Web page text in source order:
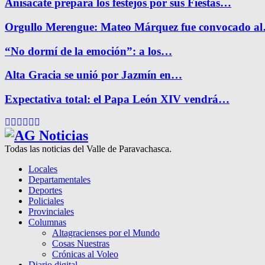
Anisacate prepara los festejos por sus Fiestas…
Orgullo Merengue: Mateo Márquez fue convocado
“No dormí de la emoción”: a los…
Alta Gracia se unió por Jazmín en…
Expectativa total: el Papa León XIV vendrá…
Facebook
Twitter
Instagram
Pinterest
Google
Todas las noticias del Valle de Paravachasca.
Locales
Departamentales
Deportes
Policiales
Provinciales
Columnas
Altagracienses por el Mundo
Cosas Nuestras
Crónicas al Voleo